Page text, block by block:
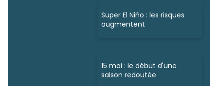
Super El Niño : les risques
augmentent
15 mai : le début d'une
saison redoutée